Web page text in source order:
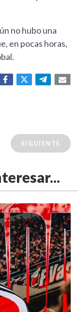
no hubo una
en pocas horas,
SIGUIENTE